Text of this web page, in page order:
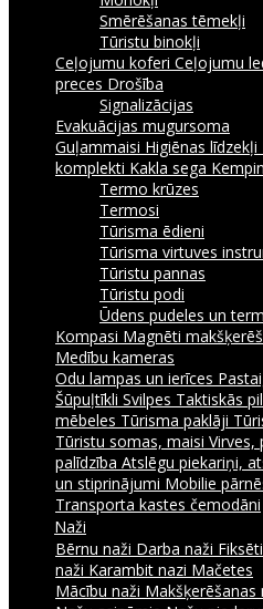
Smērēšanas tēmekļi
Tūristu binokļi
Ceļojumu koferi Ceļojumu
preces Drošība
Signalizācijas
Evakuācijas mugursoma
Guļammaisi Higiēnas līdzekļi
komplekti Kakla sega
Termo krūzes
Termosi
Tūrisma ēdieni
Tūrisma virtuves
Tūristu pannas
Tūristu podi
Ūdens pudeles un
Kompasi Magnēti
Medību kameras
Odu lampas un ierīces
Šūpuļtīkli Svilpes Taktiskās
mēbeles Tūrisma paklāji
Tūristu somas, maisi Virves,
palīdzība Atslēgu piekariņi,
un stiprinājumi Mobilie
Transporta kastes čemodāni
Naži
Bērnu naži Darba naži
naži Karambit nazi Mačetes
Mācību naži Makšķerēšanas